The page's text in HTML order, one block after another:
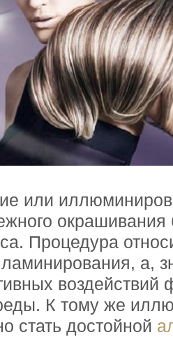
или
Процедура
а,
воздействий
К тому же
стать достойной